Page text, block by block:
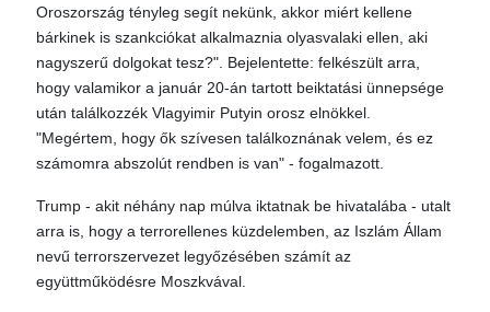
Oroszország tényleg segít nekünk, akkor miért kellene
bárkinek is szankciókat alkalmaznia olyasvalaki ellen, aki
nagyszerű dolgokat tesz?". Bejelentette: felkészült arra,
hogy valamikor a január 20-án tartott beiktatási ünnepsége
után találkozzék Vlagyimir Putyin orosz elnökkel.
"Megértem, hogy ők szívesen találkoznának velem, és ez
számomra abszolút rendben is van" - fogalmazott.
Trump - akit néhány nap múlva iktatnak be hivatalába - utalt
arra is, hogy a terrorellenes küzdelemben, az Iszlám Állam
nevű terrorszervezet legyőzésében számít az
együttműködésre Moszkvával.